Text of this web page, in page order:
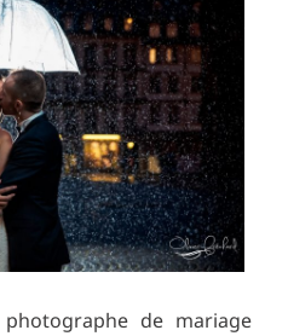
de mariage